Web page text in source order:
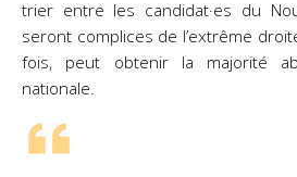
trier entre les candidat·es du
seront complices de l’extrême
fois, peut obtenir la majorité
nationale.